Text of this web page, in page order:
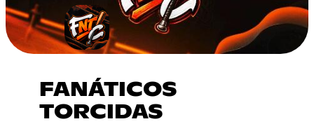
FANÁTICOS
TORCIDAS